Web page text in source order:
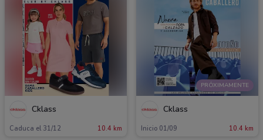
Cklass
Caduca el 31/12 10.4 km
PRÓXIMAMENTE
Cklass
Inicio 01/09 10.4 km